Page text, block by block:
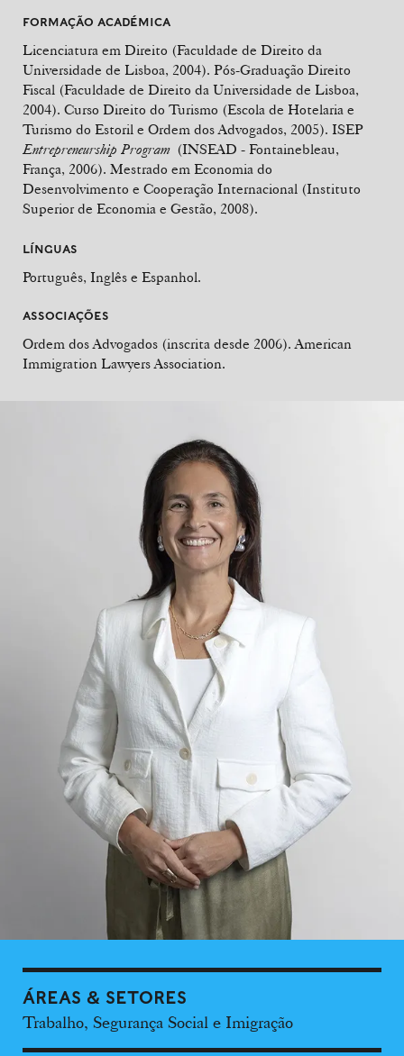
FORMAÇÃO ACADÉMICA
Licenciatura em Direito (Faculdade de Direito da
Universidade de Lisboa, 2004). Pós-Graduação Direito
Fiscal (Faculdade de Direito da Universidade de Lisboa,
2004). Curso Direito do Turismo (Escola de Hotelaria e
Turismo do Estoril e Ordem dos Advogados, 2005). ISEP
Entrepreneurship Program (INSEAD - Fontainebleau,
França, 2006). Mestrado em Economia do
Desenvolvimento e Cooperação Internacional (Instituto
Superior de Economia e Gestão, 2008).
LÍNGUAS
Português, Inglês e Espanhol.
ASSOCIAÇÕES
Ordem dos Advogados (inscrita desde 2006). American
Immigration Lawyers Association.
ÁREAS & SETORES
Trabalho, Segurança Social e Imigração